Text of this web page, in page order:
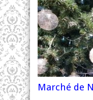
Marché de